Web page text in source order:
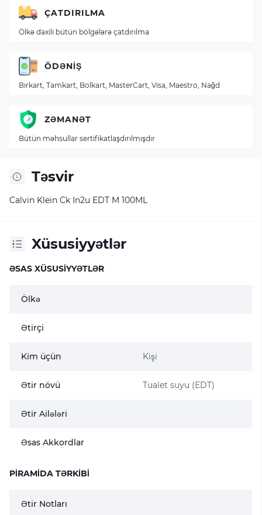
Təsvir
Calvin Klein Ck In2u EDT M 100ML
Xüsusiyyətlər
ƏSAS XÜSUSIYYƏTLƏR
Ölkə
Ətirçi
Kim üçün Kişi
Ətir növü Tualet suyu (EDT)
Ətir Ailələri
Əsas Akkordlar
PIRAMIDA TƏRKIBI
Ətir Notları
ÇATDIRILMA
Ölkə daxili bütün bölgələrə çatdırılma
ÖDƏNIŞ
Birkart, Tamkart, Bolkart, MasterCart, Visa, Maestro, Nağd
ZƏMANƏT
Bütün məhsullar sertifikatlaşdırılmışdır